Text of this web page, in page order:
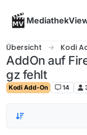
Übersicht Kodi
AddOn auf
gz fehlt
Kodi Add-On 14